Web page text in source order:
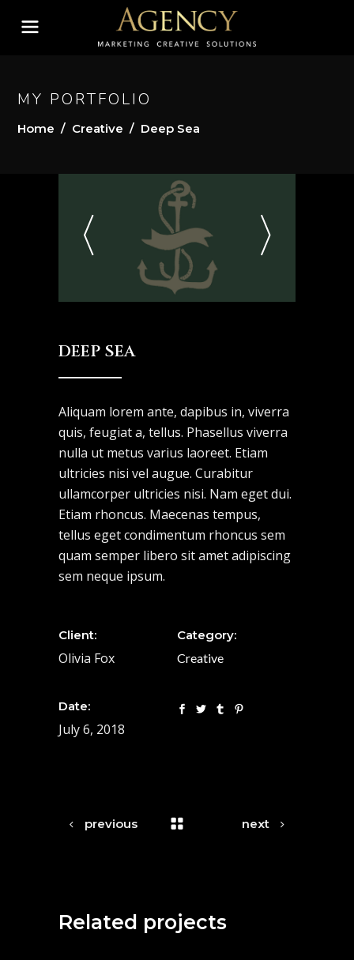
MY PORTFOLIO
Home / Creative / Deep Sea
DEEP SEA
Aliquam lorem ante, dapibus in, viverra
quis, feugiat a, tellus. Phasellus viverra
nulla ut metus varius laoreet. Etiam
ultricies nisi vel augue. Curabitur
ullamcorper ultricies nisi. Nam eget dui.
Etiam rhoncus. Maecenas tempus,
tellus eget condimentum rhoncus sem
quam semper libero sit amet adipiscing
sem neque ipsum.
Client:
Olivia Fox
Category:
Creative
Date:
July 6, 2018
previous next
Related projects